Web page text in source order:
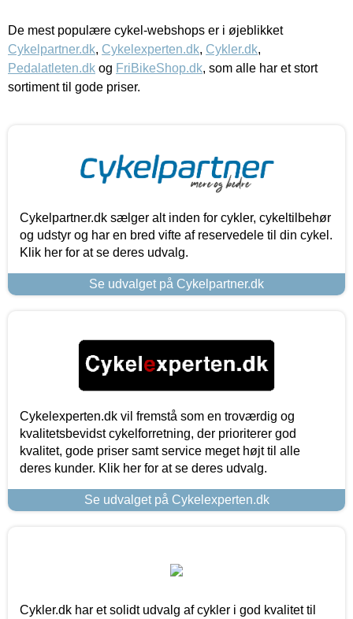
De mest populære cykel-webshops er i øjeblikket
Cykelpartner.dk, Cykelexperten.dk, Cykler.dk,
Pedalatleten.dk og FriBikeShop.dk, som alle har et stort
sortiment til gode priser.
Cykelpartner.dk sælger alt inden for cykler, cykeltilbehør
og udstyr og har en bred vifte af reservedele til din cykel.
Klik her for at se deres udvalg.
Se udvalget på Cykelpartner.dk
Cykelexperten.dk vil fremstå som en troværdig og
kvalitetsbevidst cykelforretning, der prioriterer god
kvalitet, gode priser samt service meget højt til alle
deres kunder. Klik her for at se deres udvalg.
Se udvalget på Cykelexperten.dk
Cykler.dk har et solidt udvalg af cykler i god kvalitet til